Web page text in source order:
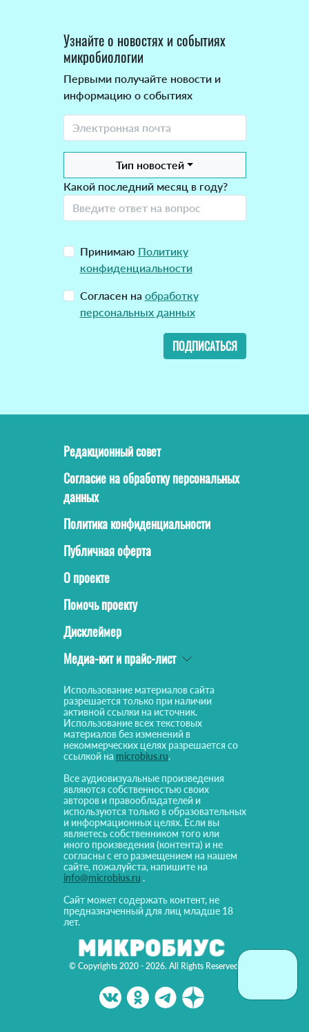
Узнайте о новостях и событиях
микробиологии
Первыми получайте новости и
информацию о событиях
Тип новостей
Какой последний месяц в году?
Принимаю Политику
конфиденциальности
Согласен на обработку
персональных данных
ПОДПИСАТЬСЯ
© Copyrights 2020 - 2026. All Rights Reserved!
Редакционный совет
Согласие на обработку персональных
данных
Политика конфиденциальности
Публичная оферта
О проекте
Помочь проекту
Дисклеймер
Медиа-кит и прайс-лист
Использование материалов сайта
разрешается только при наличии
активной ссылки на источник.
Использование всех текстовых
материалов без изменений в
некоммерческих целях разрешается со
ссылкой на microbius.ru.
Все аудиовизуальные произведения
являются собственностью своих
авторов и правообладателей и
используются только в образовательных
и информационных целях. Если вы
являетесь собственником того или
иного произведения (контента) и не
согласны с его размещением на нашем
сайте, пожалуйста, напишите на
info@microbius.ru .
Сайт может содержать контент, не
предназначенный для лиц младше 18
лет.